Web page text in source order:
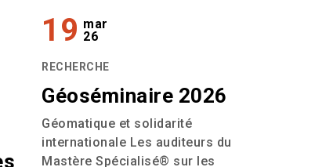
19 mar
26
RECHERCHE
Géoséminaire 2026
Géomatique et solidarité
internationale Les auditeurs du
Mastère Spécialisé® sur les